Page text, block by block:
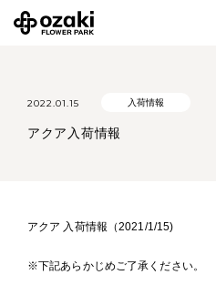
2022.01.15 入荷情報
アクア入荷情報
アクア 入荷情報（2021/1/15)
※下記あらかじめご了承ください。